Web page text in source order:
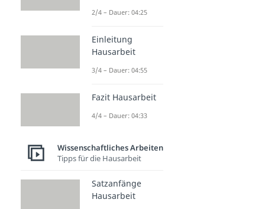
2/4 – Dauer: 04:25
Einleitung
Hausarbeit
3/4 – Dauer: 04:55
Fazit Hausarbeit
4/4 – Dauer: 04:33
Wissenschaftliches Arbeiten
Tipps für die Hausarbeit
Satzanfänge
Hausarbeit